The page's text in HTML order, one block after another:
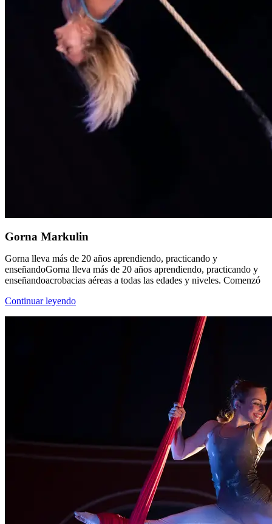
Gorna Markulin
Gorna lleva más de 20 años aprendiendo, practicando y
enseñandoGorna lleva más de 20 años aprendiendo, practicando y
enseñandoacrobacias aéreas a todas las edades y niveles. Comenzó
Continuar leyendo